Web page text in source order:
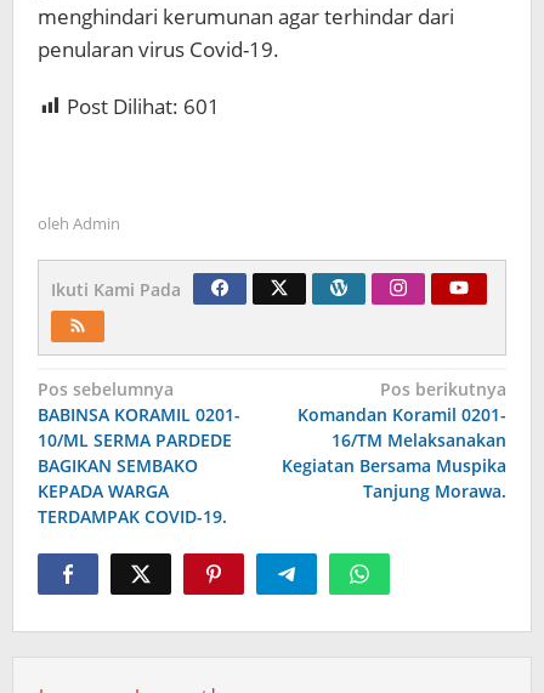
menghindari kerumunan agar terhindar dari
penularan virus Covid-19.
Post Dilihat: 601
oleh Admin
Ikuti Kami Pada
Navigasi
pos
Pos sebelumnya
BABINSA KORAMIL 0201-
10/ML SERMA PARDEDE
BAGIKAN SEMBAKO
KEPADA WARGA
TERDAMPAK COVID-19.
Pos berikutnya
Komandan Koramil 0201-
16/TM Melaksanakan
Kegiatan Bersama Muspika
Tanjung Morawa.